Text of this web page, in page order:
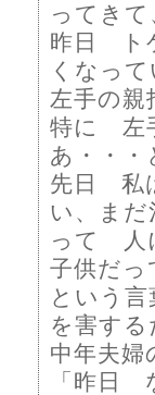
ってきて
昨日 ト
くなって
左手の親
特に 左
あ・・
先日 私
い、ま
って 人
子供だっ
という
を害する
中年夫
「昨日